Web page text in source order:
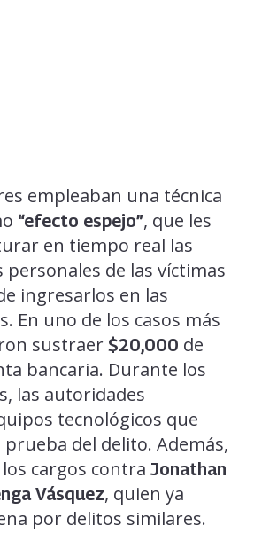
empleaban una técnica
“efecto espejo”, que les
en tiempo real las
personales de las víctimas
ingresarlos en las
En uno de los casos más
sustraer $20,000 de
bancaria. Durante los
las autoridades
tecnológicos que
del delito. Además,
cargos contra Jonathan
Vásquez, quien ya
por delitos similares.